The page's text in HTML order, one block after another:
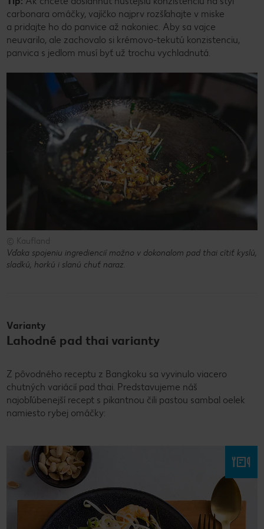
© Kaufland
Vďaka spojeniu ingrediencií možno v dokonalom pad thai cítiť kyslú,
sladkú, horkú i slanú chuť naraz.
carbonara omáčky, vajíčko najprv rozšľahajte v miske
a pridajte ho do panvice až nakoniec. Aby sa vajce
neuvarilo, ale zachovalo si krémovo-tekutú konzistenciu,
panvica s jedlom musí byť už trochu vychladnutá.
Varianty
Lahodné pad thai varianty
Z pôvodného receptu z Bangkoku sa vyvinulo viacero
chutných variácií pad thai. Predstavujeme náš
najobľúbenejší recept s pikantnou čili pastou sambal oelek
namiesto rybej omáčky: